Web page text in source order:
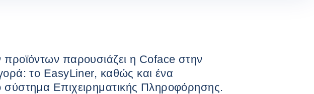
προϊόντων παρουσιάζει η Coface στην
το EasyLiner, καθώς και ένα
σύστημα Επιχειρηματικής Πληροφόρησης.